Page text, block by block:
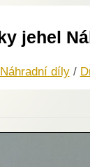
jehel
Náhradní díly/